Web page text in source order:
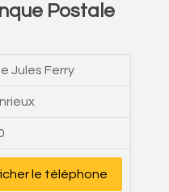
Postale
Jules Ferry
le téléphone